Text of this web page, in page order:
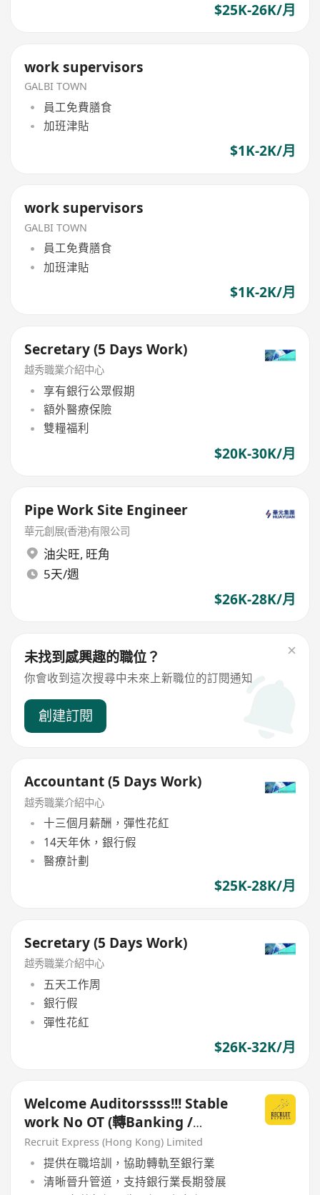
$25K-26K/月
work supervisors
GALBI TOWN
員工免費膳食
加班津貼
$1K-2K/月
work supervisors
GALBI TOWN
員工免費膳食
加班津貼
$1K-2K/月
Secretary (5 Days Work)
越秀職業介紹中心
享有銀行公眾假期
額外醫療保險
雙糧福利
$20K-30K/月
Pipe Work Site Engineer
華元創展(香港)有限公司
油尖旺, 旺角
5天/週
$26K-28K/月
未找到感興趣的職位？
你會收到這次搜尋中未來上新職位的訂閱通知
創建訂閱
Accountant (5 Days Work)
越秀職業介紹中心
十三個月薪酬，彈性花紅
14天年休，銀行假
醫療計劃
$25K-28K/月
Secretary (5 Days Work)
越秀職業介紹中心
五天工作周
銀行假
彈性花紅
$26K-32K/月
Welcome Auditorssss!!! Stable
work No OT (轉Banking /
Commercial 首選)
Recruit Express (Hong Kong) Limited
提供在職培訓，協助轉軌至銀行業
清晰晉升管道，支持銀行業長期發展